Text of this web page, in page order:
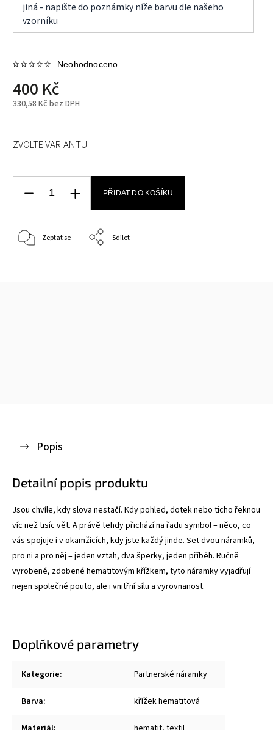
jiná - napište do poznámky níže barvu dle našeho
vzorníku
Neohodnoceno
400 Kč
330,58 Kč bez DPH
ZVOLTE VARIANTU
PŘIDAT DO KOŠÍKU
Zeptat se Sdílet
Popis
Detailní popis produktu
Jsou chvíle, kdy slova nestačí. Kdy pohled, dotek nebo ticho řeknou
víc než tisíc vět. A právě tehdy přichází na řadu symbol – něco, co
vás spojuje i v okamžicích, kdy jste každý jinde. Set dvou náramků,
pro ni a pro něj – jeden vztah, dva šperky, jeden příběh. Ručně
vyrobené, zdobené hematitovým křížkem, tyto náramky vyjadřují
nejen společné pouto, ale i vnitřní sílu a vyrovnanost.
Doplňkové parametry
Kategorie: Partnerské náramky
Barva: křížek hematitová